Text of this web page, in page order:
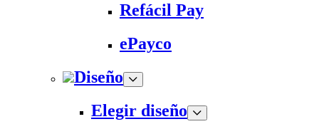
Refácil Pay
ePayco
Diseño
Elegir diseño